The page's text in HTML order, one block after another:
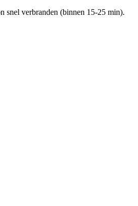
snel verbranden (binnen 15-25 min).